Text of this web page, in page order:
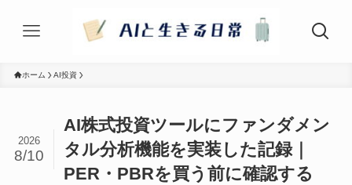
ホーム AI投資
AI株式投資ツールにファンダメン
タル分析機能を実装した記録｜
PER・PBRを買う前に確認する
2026
8/10